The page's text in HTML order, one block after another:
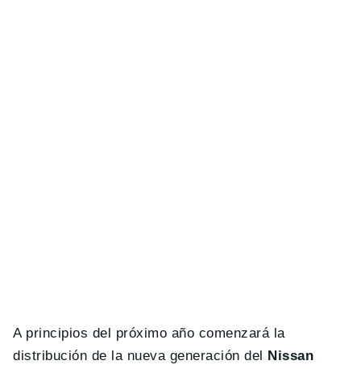
A principios del próximo año comenzará la
distribución de la nueva generación del Nissan